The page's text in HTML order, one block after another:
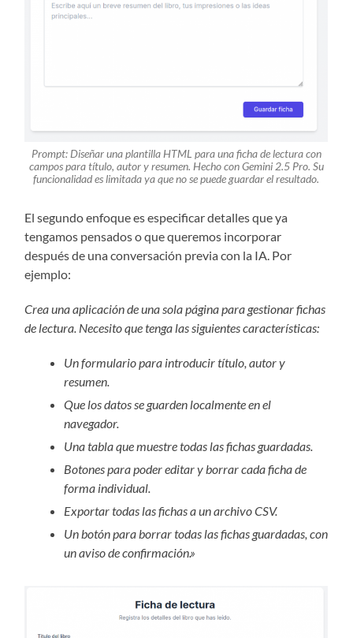
Prompt: Diseñar una plantilla HTML para una ficha de lectura con
campos para título, autor y resumen. Hecho con Gemini 2.5 Pro. Su
funcionalidad es limitada ya que no se puede guardar el resultado.
El segundo enfoque es especificar detalles que ya
tengamos pensados o que queremos incorporar
después de una conversación previa con la IA. Por
ejemplo:
Crea una aplicación de una sola página para gestionar fichas
de lectura. Necesito que tenga las siguientes características:
Un formulario para introducir título, autor y
resumen.
Que los datos se guarden localmente en el
navegador.
Una tabla que muestre todas las fichas guardadas.
Botones para poder editar y borrar cada ficha de
forma individual.
Exportar todas las fichas a un archivo CSV.
Un botón para borrar todas las fichas guardadas, con
un aviso de confirmación.»